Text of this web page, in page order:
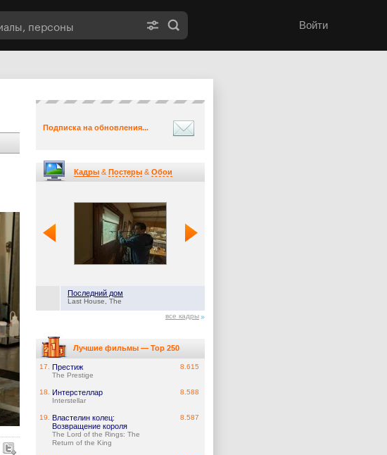
Войти
Подписка на обновления...
Кадры & Постеры & Обои
Последний дом
Last House, The
все кадры
Лучшие фильмы — Top 250
17. Престиж
The Prestige
8.615
18. Интерстеллар
Interstellar
8.588
19.
Властелин колец:
Возвращение короля
The Lord of the Rings: The
Return of the King
8.587